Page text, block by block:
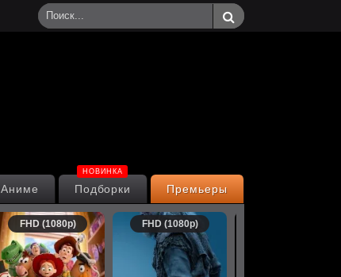
Премьеры
Подборки
НОВИНКА
Аниме
FHD (1080p) FHD (1080p)